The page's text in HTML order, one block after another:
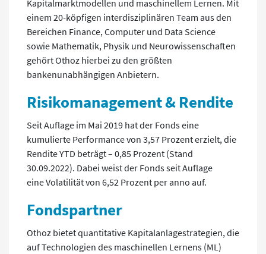
Kapitalmarktmodellen und maschinellem Lernen. Mit
einem 20-köpfigen interdisziplinären Team aus den
Bereichen Finance, Computer und Data Science
sowie Mathematik, Physik und Neurowissenschaften
gehört Othoz hierbei zu den größten
bankenunabhängigen Anbietern.
Risikomanagement & Rendite
Seit Auflage im Mai 2019 hat der Fonds eine
kumulierte Performance von 3,57 Prozent erzielt, die
Rendite YTD beträgt – 0,85 Prozent (Stand
30.09.2022). Dabei weist der Fonds seit Auflage
eine Volatilität von 6,52 Prozent per anno auf.
Fondspartner
Othoz bietet quantitative Kapitalanlagestrategien, die
auf Technologien des maschinellen Lernens (ML)